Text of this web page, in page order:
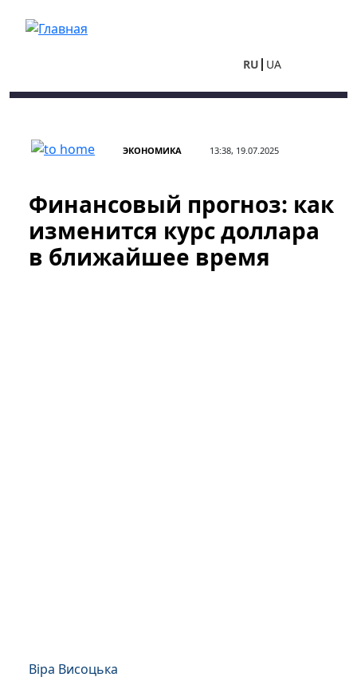
RU UA
ЭКОНОМИКА 13:38, 19.07.2025
Финансовый прогноз: как
изменится курс доллара
в ближайшее время
Віра Висоцька